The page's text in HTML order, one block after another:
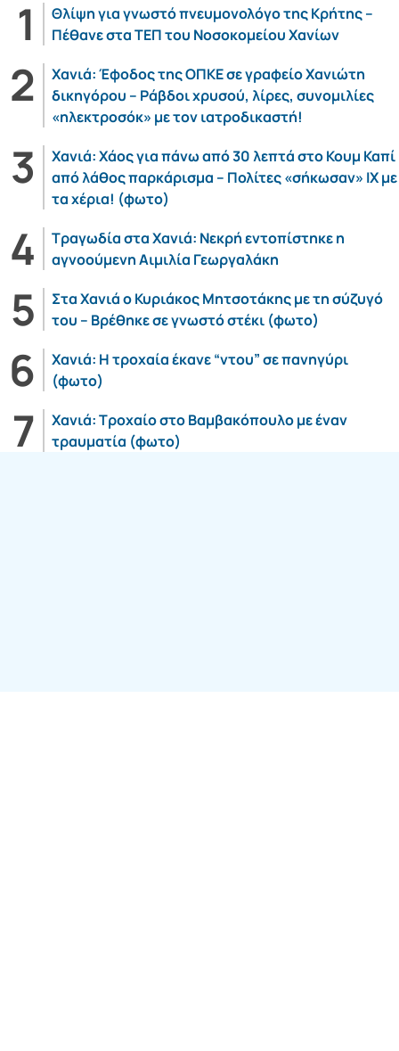
Θλίψη για γνωστό πνευμονολόγο της Κρήτης –
Πέθανε στα ΤΕΠ του Νοσοκομείου Χανίων
Χανιά: Έφοδος της ΟΠΚΕ σε γραφείο Χανιώτη
δικηγόρου – Ράβδοι χρυσού, λίρες, συνομιλίες
«ηλεκτροσόκ» με τον ιατροδικαστή!
Χανιά: Χάος για πάνω από 30 λεπτά στο Κουμ Καπί
από λάθος παρκάρισμα – Πολίτες «σήκωσαν» ΙΧ με
τα χέρια! (φωτο)
Τραγωδία στα Χανιά: Νεκρή εντοπίστηκε η
αγνοούμενη Αιμιλία Γεωργαλάκη
Στα Χανιά ο Κυριάκος Μητσοτάκης με τη σύζυγό
του – Βρέθηκε σε γνωστό στέκι (φωτο)
Χανιά: Η τροχαία έκανε “ντου” σε πανηγύρι
(φωτο)
Χανιά: Τροχαίο στο Βαμβακόπουλο με έναν
τραυματία (φωτο)